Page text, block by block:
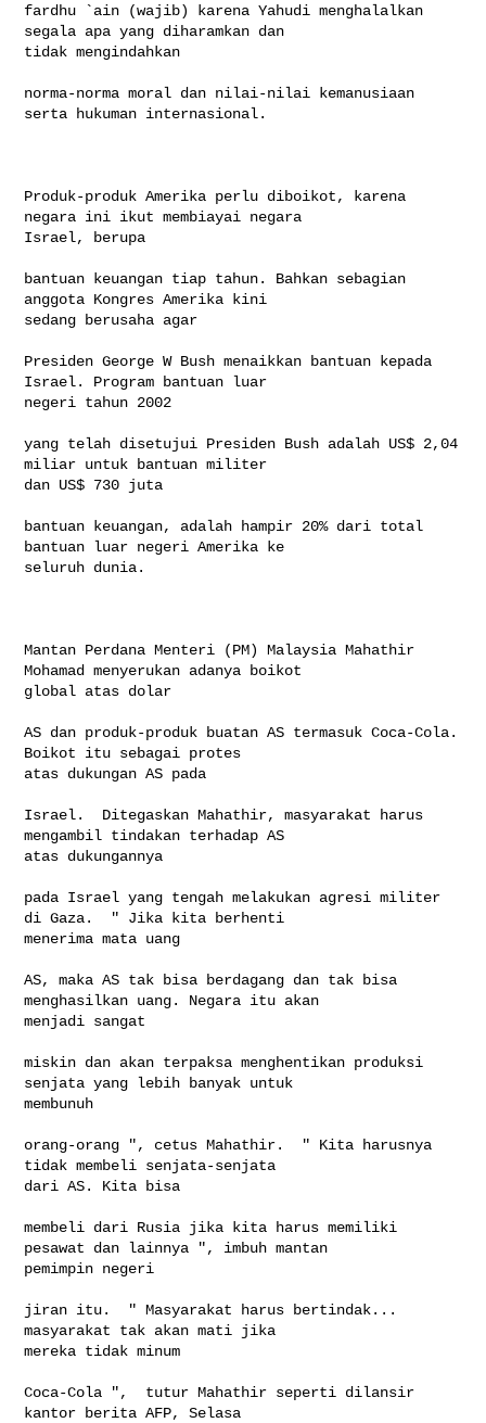
fardhu `ain (wajib) karena Yahudi menghalalkan
segala apa yang diharamkan dan
tidak mengindahkan
norma-norma moral dan nilai-nilai kemanusiaan
serta hukuman internasional.
Produk-produk Amerika perlu diboikot, karena
negara ini ikut membiayai negara
Israel, berupa
bantuan keuangan tiap tahun. Bahkan sebagian
anggota Kongres Amerika kini
sedang berusaha agar
Presiden George W Bush menaikkan bantuan kepada
Israel. Program bantuan luar
negeri tahun 2002
yang telah disetujui Presiden Bush adalah US$ 2,04
miliar untuk bantuan militer
dan US$ 730 juta
bantuan keuangan, adalah hampir 20% dari total
bantuan luar negeri Amerika ke
seluruh dunia.
Mantan Perdana Menteri (PM) Malaysia Mahathir
Mohamad menyerukan adanya boikot
global atas dolar
AS dan produk-produk buatan AS termasuk Coca-Cola.
Boikot itu sebagai protes
atas dukungan AS pada
Israel.  Ditegaskan Mahathir, masyarakat harus
mengambil tindakan terhadap AS
atas dukungannya
pada Israel yang tengah melakukan agresi militer
di Gaza.  " Jika kita berhenti
menerima mata uang
AS, maka AS tak bisa berdagang dan tak bisa
menghasilkan uang. Negara itu akan
menjadi sangat
miskin dan akan terpaksa menghentikan produksi
senjata yang lebih banyak untuk
membunuh
orang-orang ", cetus Mahathir.  " Kita harusnya
tidak membeli senjata-senjata
dari AS. Kita bisa
membeli dari Rusia jika kita harus memiliki
pesawat dan lainnya ", imbuh mantan
pemimpin negeri
jiran itu.  " Masyarakat harus bertindak...
masyarakat tak akan mati jika
mereka tidak minum
Coca-Cola ",  tutur Mahathir seperti dilansir
kantor berita AFP, Selasa